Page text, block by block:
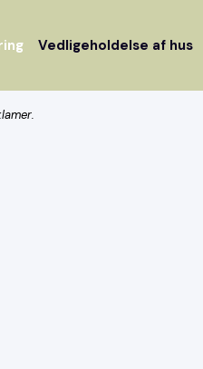
Vedligeholdelse af hus